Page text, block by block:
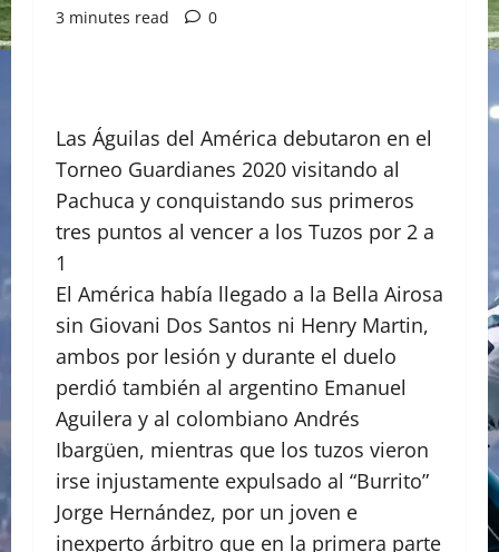
3 minutes read
0
Las Águilas del América debutaron en el
Torneo Guardianes 2020 visitando al
Pachuca y conquistando sus primeros
tres puntos al vencer a los Tuzos por 2 a
1
El América había llegado a la Bella Airosa
sin Giovani Dos Santos ni Henry Martin,
ambos por lesión y durante el duelo
perdió también al argentino Emanuel
Aguilera y al colombiano Andrés
Ibargüen, mientras que los tuzos vieron
irse injustamente expulsado al “Burrito”
Jorge Hernández, por un joven e
inexperto árbitro que en la primera parte